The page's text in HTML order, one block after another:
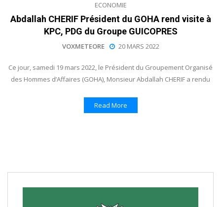
ECONOMIE
Abdallah CHERIF Président du GOHA rend visite à
KPC, PDG du Groupe GUICOPRES
VOXMETEORE 20 MARS 2022
Ce jour, samedi 19 mars 2022, le Président du Groupement Organisé
des Hommes d’Affaires (GOHA), Monsieur Abdallah CHERIF a rendu
Read More